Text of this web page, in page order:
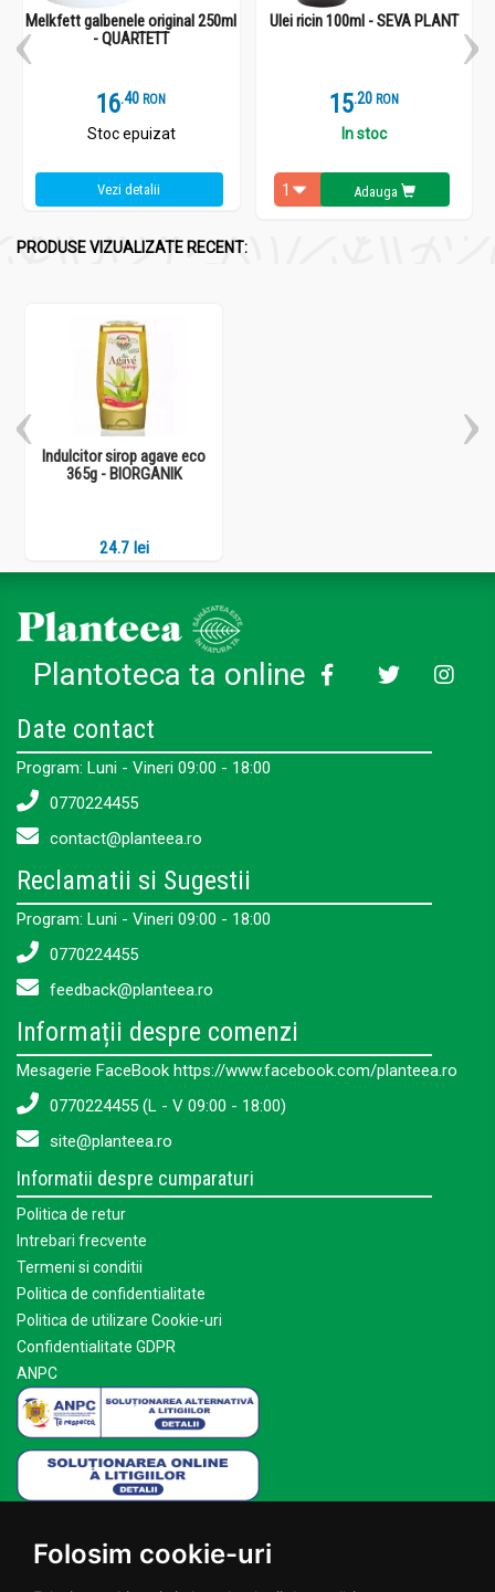
Folosim cookie-uri
Melkfett galbenele original 250ml
- QUARTETT
16.4 RON
Stoc epuizat
Vezi detalii
Ulei ricin 100ml - SEVA PLANT
15.2 RON
In stoc
Adauga
PRODUSE VIZUALIZATE RECENT:
Indulcitor sirop agave eco
365g - BIORGANIK
24.7 lei
Plantoteca ta online
Date contact
Program: Luni - Vineri 09:00 - 18:00
0770224455
contact@planteea.ro
Reclamatii si Sugestii
Program: Luni - Vineri 09:00 - 18:00
0770224455
feedback@planteea.ro
Informații despre comenzi
Mesagerie FaceBook https://www.facebook.com/planteea.ro
0770224455 (L - V 09:00 - 18:00)
site@planteea.ro
Informatii despre cumparaturi
Politica de retur
Intrebari frecvente
Termeni si conditii
Politica de confidentialitate
Politica de utilizare Cookie-uri
Confidentialitate GDPR
ANPC
Acasa